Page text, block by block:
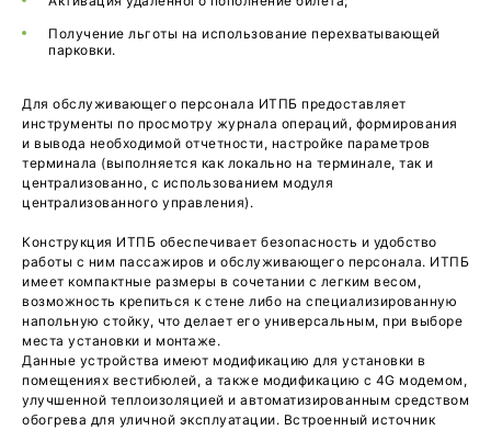
Получение льготы на использование перехватывающей
парковки.
Для обслуживающего персонала ИТПБ предоставляет
инструменты по просмотру журнала операций, формирования
и вывода необходимой отчетности, настройке параметров
терминала (выполняется как локально на терминале, так и
централизованно, с использованием модуля
централизованного управления).
Конструкция ИТПБ обеспечивает безопасность и удобство
работы с ним пассажиров и обслуживающего персонала. ИТПБ
имеет компактные размеры в сочетании с легким весом,
возможность крепиться к стене либо на специализированную
напольную стойку, что делает его универсальным, при выборе
места установки и монтаже.
Данные устройства имеют модификацию для установки в
помещениях вестибюлей, а также модификацию с 4G модемом,
улучшенной теплоизоляцией и автоматизированным средством
обогрева для уличной эксплуатации. Встроенный источник